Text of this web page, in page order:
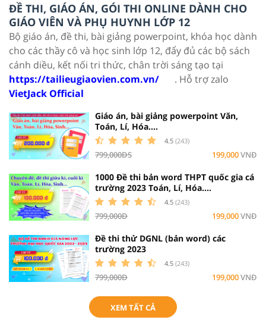
ĐỀ THI, GIÁO ÁN, GÓI THI ONLINE DÀNH CHO
GIÁO VIÊN VÀ PHỤ HUYNH LỚP 12
Bộ giáo án, đề thi, bài giảng powerpoint, khóa học dành
cho các thầy cô và học sinh lớp 12, đẩy đủ các bộ sách
cánh diều, kết nối tri thức, chân trời sáng tạo tại
https://tailieugiaovien.com.vn/
. Hỗ trợ zalo
VietJack Official
Giáo án, bài giảng powerpoint Văn,
Toán, Lí, Hóa....
4.5 (243)
799,000ĐS 199,000VNĐ
1000 Đề thi bản word THPT quốc gia cá
trường 2023 Toán, Lí, Hóa....
4.5 (243)
799,000Đ 199,000VNĐ
Đề thi thử DGNL (bản word) các
trường 2023
4.5 (243)
799,000Đ 199,000VNĐ
XEM TẤT CẢ